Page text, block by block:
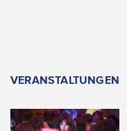
VERANSTALTUNGEN